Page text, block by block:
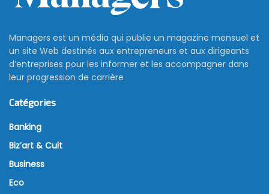
Managers est un média qui publie un magazine mensuel et
un site Web destinés aux entrepreneurs et aux dirigeants
d’entreprises pour les informer et les accompagner dans
leur progression de carrière
Catégories
Banking
Biz’art & Cult
Business
Eco